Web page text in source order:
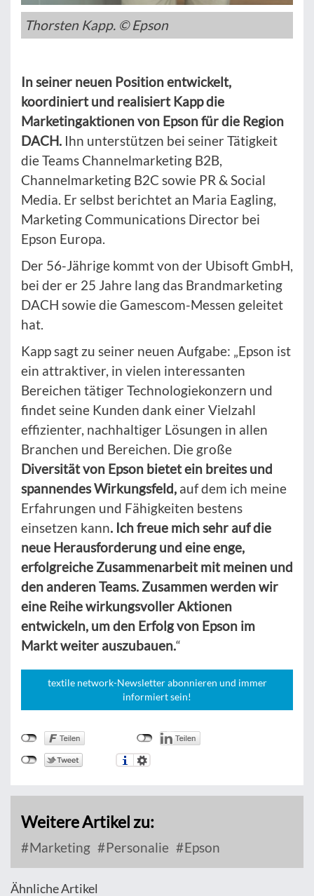
Thorsten Kapp. © Epson
In seiner neuen Position entwickelt,
koordiniert und realisiert Kapp die
Marketingaktionen von Epson für die Region
DACH. Ihn unterstützen bei seiner Tätigkeit
die Teams Channelmarketing B2B,
Channelmarketing B2C sowie PR & Social
Media. Er selbst berichtet an Maria Eagling,
Marketing Communications Director bei
Epson Europa.
Der 56-Jährige kommt von der Ubisoft GmbH,
bei der er 25 Jahre lang das Brandmarketing
DACH sowie die Gamescom-Messen geleitet
hat.
Kapp sagt zu seiner neuen Aufgabe: „Epson ist
ein attraktiver, in vielen interessanten
Bereichen tätiger Technologiekonzern und
findet seine Kunden dank einer Vielzahl
effizienter, nachhaltiger Lösungen in allen
Branchen und Bereichen. Die große
Diversität von Epson bietet ein breites und
spannendes Wirkungsfeld, auf dem ich meine
Erfahrungen und Fähigkeiten bestens
einsetzen kann. Ich freue mich sehr auf die
neue Herausforderung und eine enge,
erfolgreiche Zusammenarbeit mit meinen und
den anderen Teams. Zusammen werden wir
eine Reihe wirkungsvoller Aktionen
entwickeln, um den Erfolg von Epson im
Markt weiter auszubauen.“
textile network-Newsletter abonnieren und immer
informiert sein!
Weitere Artikel zu:
Marketing Personalie Epson
Ähnliche Artikel